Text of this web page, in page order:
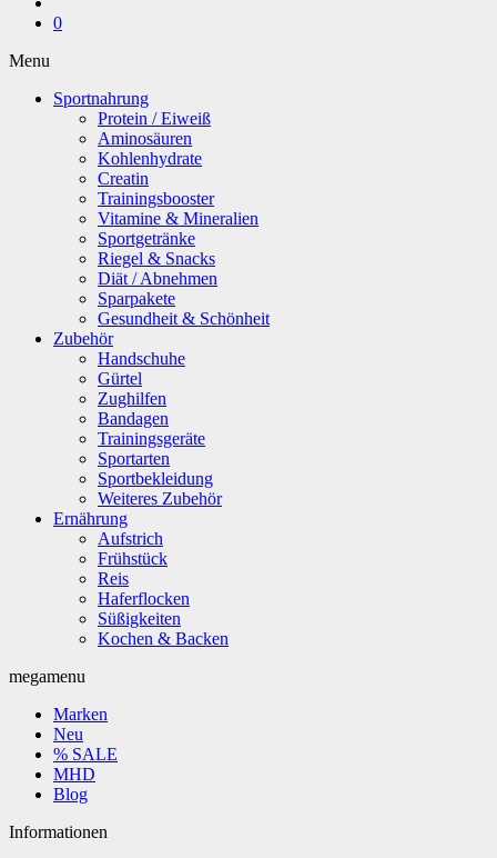
0
Menu
Sportnahrung
Protein / Eiweiß
Aminosäuren
Kohlenhydrate
Creatin
Trainingsbooster
Vitamine & Mineralien
Sportgetränke
Riegel & Snacks
Diät / Abnehmen
Sparpakete
Gesundheit & Schönheit
Zubehör
Handschuhe
Gürtel
Zughilfen
Bandagen
Trainingsgeräte
Sportarten
Sportbekleidung
Weiteres Zubehör
Ernährung
Aufstrich
Frühstück
Reis
Haferflocken
Süßigkeiten
Kochen & Backen
megamenu
Marken
Neu
% SALE
MHD
Blog
Informationen